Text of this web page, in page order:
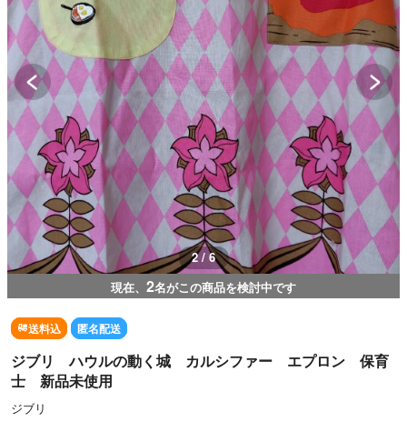
3 / 6
現在、 2名がこの商品を検討中です
送料込 匿名配送
ジブリ ハウルの動く城 カルシファー エプロン 保育
士 新品未使用
ジブリ